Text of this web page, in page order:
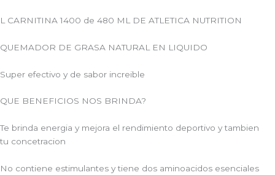
L CARNITINA 1400 de 480 ML DE ATLETICA NUTRITION
QUEMADOR DE GRASA NATURAL EN LIQUIDO
Super efectivo y de sabor increible
QUE BENEFICIOS NOS BRINDA?
Te brinda energia y mejora el rendimiento deportivo y tambien
tu concetracion
No contiene estimulantes y tiene dos aminoacidos esenciales